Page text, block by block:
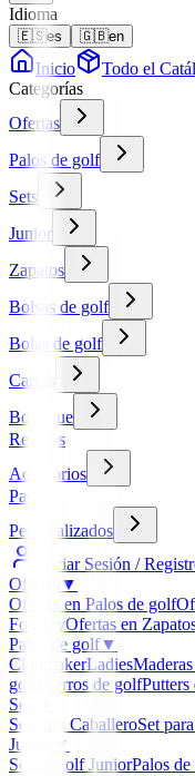
Idioma
🇪🇸es 🇬🇧en
Inicio Todo el
Categorías
Ofertas
Palos de golf
Sets
Junior
Zapatos
Bolsas de golf
Bolas de golf
Carros
Boutique
Regalos
Accesorios
Packs
Personalizados
Iniciar Sesión /
Ofertas
▼
Ofertas en Palos de golf
FootJoyOfertas en
Palos de golf▼
ClubmakerLadies
golf
Hierros de golf
Sets
Set para CaballeroSet
Junior
▼
Set de golf JuniorPalos